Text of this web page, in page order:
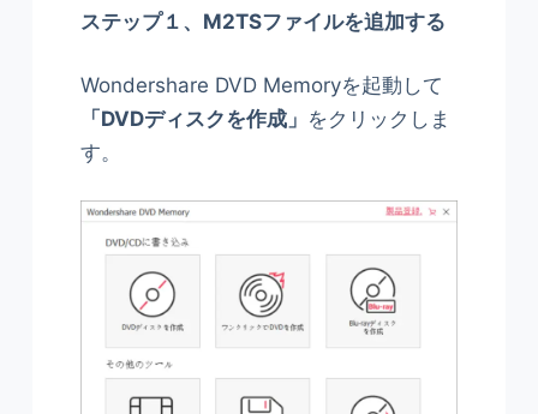
ステップ１、M2TSファイルを追加する
Wondershare DVD Memoryを起動して
「DVDディスクを作成」 をクリックしま
す。